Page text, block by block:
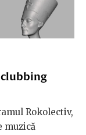
Rokolectiv,
muzică